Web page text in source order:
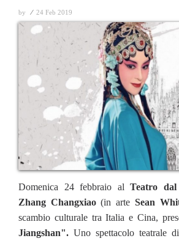
by ⁄ 24 Feb 2019
Domenica 24 febbraio al Teatro dal
Zhang Changxiao(in arte Sean
scambio culturale tra Italia e Cina,
Jiangshan". Uno spettacolo teatrale